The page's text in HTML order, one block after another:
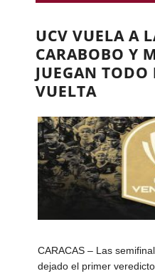
UCV VUELA A
CARABOBO Y
JUEGAN TODO
VUELTA
CARACAS – Las
dejado el primer